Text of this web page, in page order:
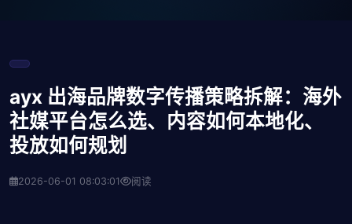
ayx 出海品牌数字传播策略拆解：海外
社媒平台怎么选、内容如何本地化、
投放如何规划
2026-06-01 08:03:01 阅读